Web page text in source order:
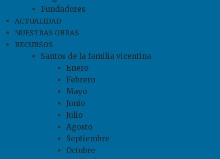
Fundadores
ACTUALIDAD
NUESTRAS OBRAS
RECURSOS
Santos de la familia vicentina
Enero
Febrero
Mayo
Junio
Julio
Agosto
Septiembre
Octubre